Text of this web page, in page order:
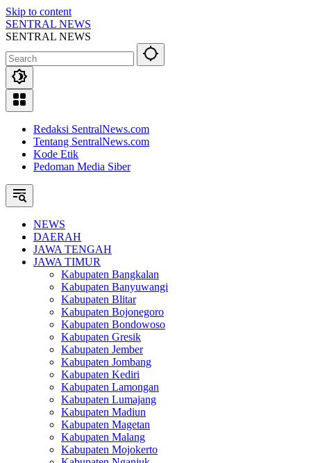
Skip to content
SENTRAL NEWS
SENTRAL NEWS
Redaksi SentralNews.com
Tentang SentralNews.com
Kode Etik
Pedoman Media Siber
NEWS
DAERAH
JAWA TENGAH
JAWA TIMUR
Kabupaten Bangkalan
Kabupaten Banyuwangi
Kabupaten Blitar
Kabupaten Bojonegoro
Kabupaten Bondowoso
Kabupaten Gresik
Kabupaten Jember
Kabupaten Jombang
Kabupaten Kediri
Kabupaten Lamongan
Kabupaten Lumajang
Kabupaten Madiun
Kabupaten Magetan
Kabupaten Malang
Kabupaten Mojokerto